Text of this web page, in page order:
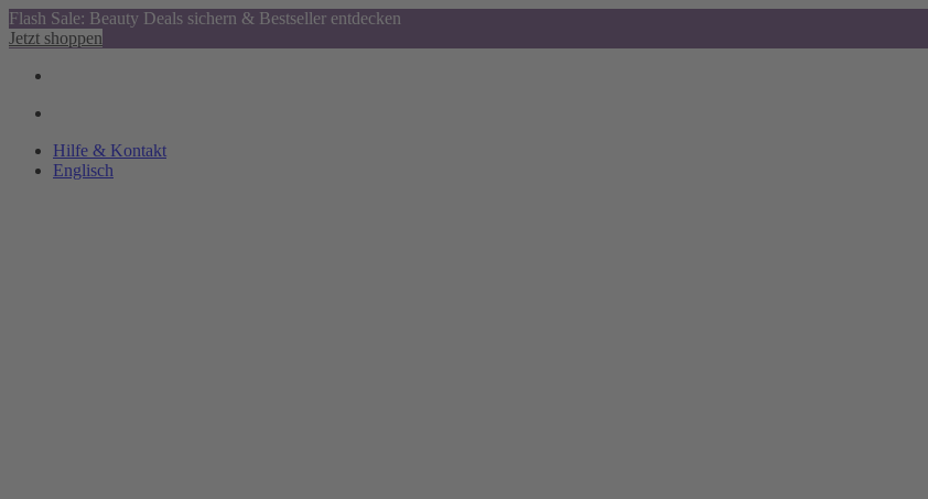
Flash Sale: Beauty Deals sichern & Bestseller entdecken
Jetzt shoppen
Hilfe & Kontakt
Englisch